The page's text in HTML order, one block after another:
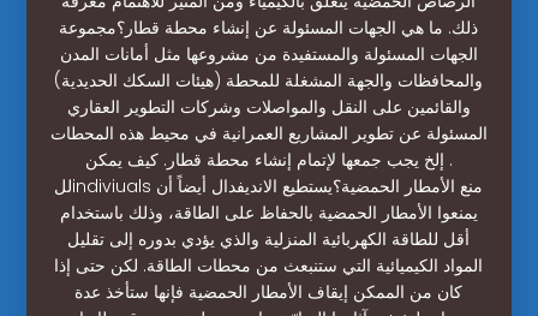
ذلك. ما هي الجهات المسئولة عن إنشاء محطة قطار؟مجموعة
الجهات المسئولة والمستفيدة من مشروعها مثل أمانات المدن
والمحافظات والجهة المشغلة للمحطة (هيئات السكك الحديدية)
والقائمين على النقل والمواصلات وشركات التطوير العقاري
المسئولة عن تطوير المشاريع العمرانية في محيط هذه المحطات
. إلخ يجب جمعها لإتمام إنشاء محطة قطار. كيف يمكن
للindiviuals منع الأمطار الحمضية؟يستطيع الانديفدال أيضاً أن
يمنعوا الأمطار الحمضية بالحفاظ على الطاقة، وذلك باستخدام
أقل للطاقة الكهربائية المنزلية والذي يؤدي بدوره إلى تقليل
المواد الكيميائية التي ستنبعث من محطات الطاقة. لكن حتى إذا
كان من الممكن إيقاف الأمطار الحمضية فإنها ستأخذ عدة